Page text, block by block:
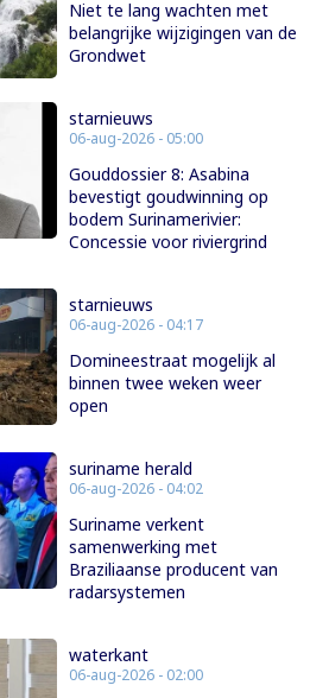
Niet te lang wachten met
belangrijke wijzigingen van de
Grondwet
starnieuws
06-aug-2026 - 05:00
Gouddossier 8: Asabina
bevestigt goudwinning op
bodem Surinamerivier:
Concessie voor riviergrind
starnieuws
06-aug-2026 - 04:17
Domineestraat mogelijk al
binnen twee weken weer
open
suriname herald
06-aug-2026 - 04:02
Suriname verkent
samenwerking met
Braziliaanse producent van
radarsystemen
waterkant
06-aug-2026 - 02:00